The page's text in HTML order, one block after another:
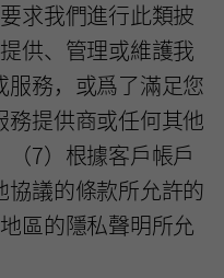
求我們進行此類披
供、管理或維護我
務，或爲了滿足您
務提供商或任何其他
7）根據客戶帳戶
議的條款所允許的
區的隱私聲明所允